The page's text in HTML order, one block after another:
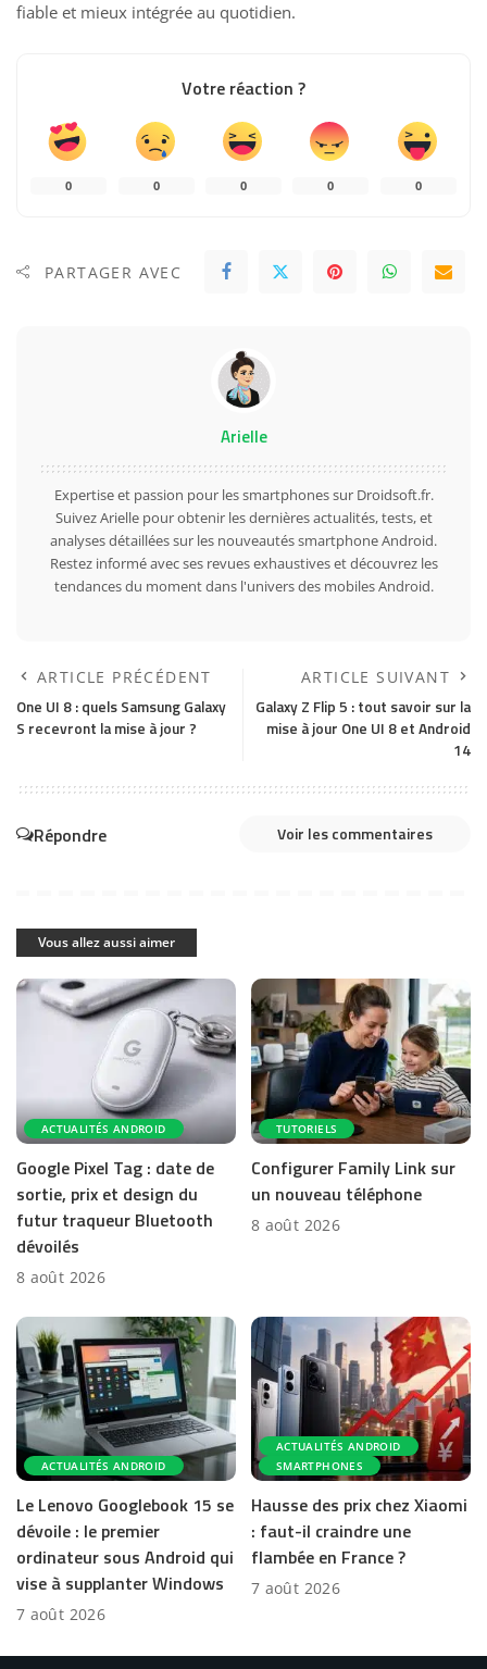
fiable et mieux intégrée au quotidien.
Votre réaction ?
0 0 0 0 0
PARTAGER AVEC
Arielle
Expertise et passion pour les smartphones sur Droidsoft.fr.
Suivez Arielle pour obtenir les dernières actualités, tests, et
analyses détaillées sur les nouveautés smartphone Android.
Restez informé avec ses revues exhaustives et découvrez les
tendances du moment dans l'univers des mobiles Android.
ARTICLE PRÉCÉDENT
One UI 8 : quels Samsung Galaxy
S recevront la mise à jour ?
ARTICLE SUIVANT
Galaxy Z Flip 5 : tout savoir sur la
mise à jour One UI 8 et Android
14
Répondre Voir les commentaires
Vous allez aussi aimer
ACTUALITÉS ANDROID
Google Pixel Tag : date de
sortie, prix et design du
futur traqueur Bluetooth
dévoilés
8 août 2026
TUTORIELS
Configurer Family Link sur
un nouveau téléphone
8 août 2026
ACTUALITÉS ANDROID
Le Lenovo Googlebook 15 se
dévoile : le premier
ordinateur sous Android qui
vise à supplanter Windows
7 août 2026
ACTUALITÉS ANDROID
SMARTPHONES
Hausse des prix chez Xiaomi
: faut-il craindre une
flambée en France ?
7 août 2026